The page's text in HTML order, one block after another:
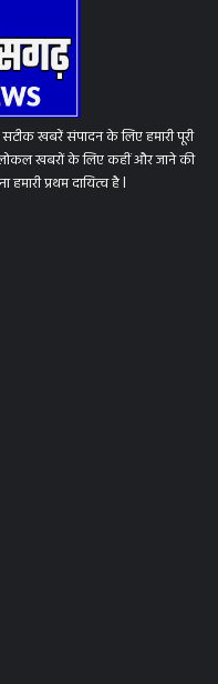
खबरें संपादन के लिए हमारी पूरी
लोकल खबरों के लिए कहीं और जाने की
प्रथम दायित्व है l